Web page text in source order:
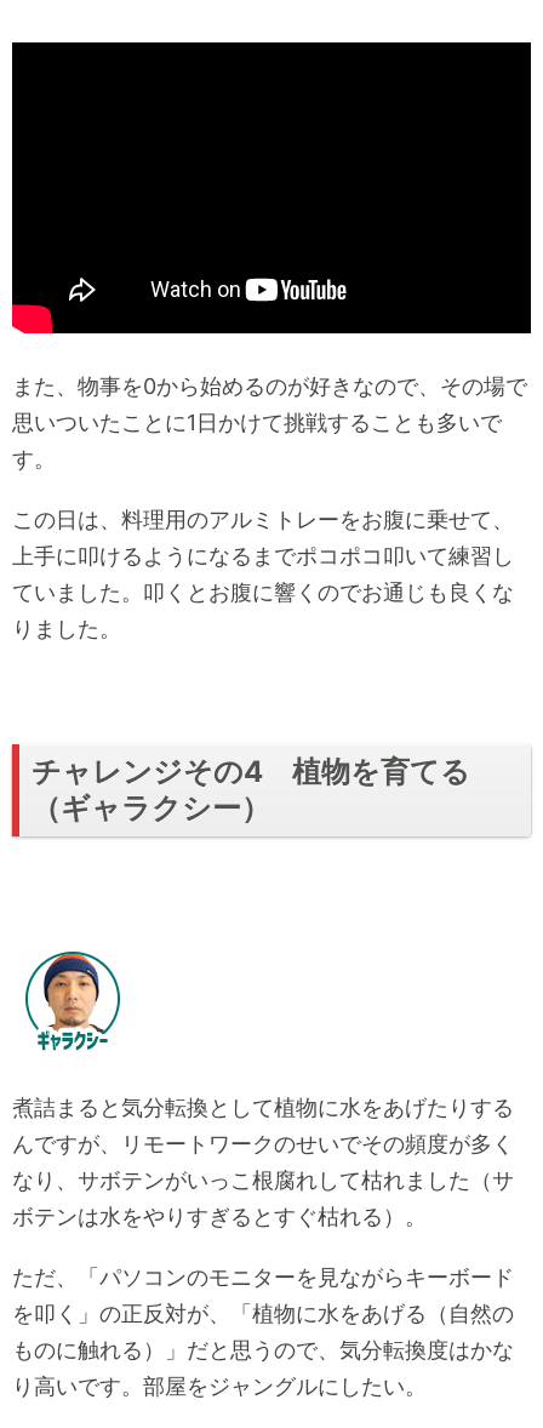
また、物事を0から始めるのが好きなので、その場で
思いついたことに1日かけて挑戦することも多いで
す。
この日は、料理用のアルミトレーをお腹に乗せて、
上手に叩けるようになるまでポコポコ叩いて練習し
ていました。叩くとお腹に響くのでお通じも良くな
りました。
チャレンジその4 植物を育てる
（ギャラクシー）
煮詰まると気分転換として植物に水をあげたりする
んですが、リモートワークのせいでその頻度が多く
なり、サボテンがいっこ根腐れして枯れました（サ
ボテンは水をやりすぎるとすぐ枯れる）。
ただ、「パソコンのモニターを見ながらキーボード
を叩く」の正反対が、「植物に水をあげる（自然の
ものに触れる）」だと思うので、気分転換度はかな
り高いです。部屋をジャングルにしたい。